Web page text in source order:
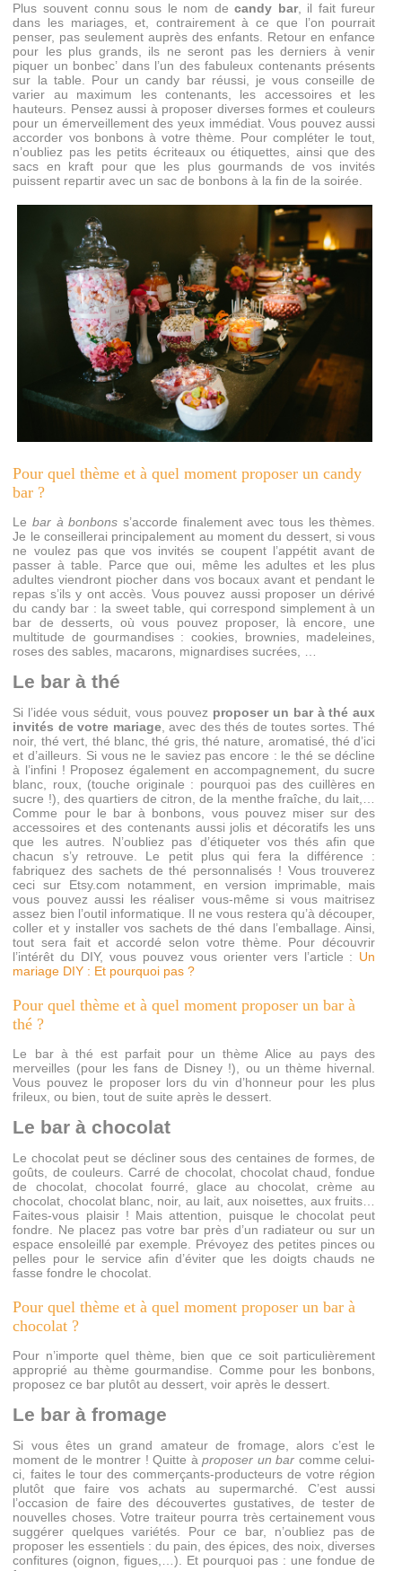
Plus souvent connu sous le nom decandy bar, il fait fureur
dans les mariages, et, contrairement à ce que l’on pourrait
penser, pas seulement auprès des enfants. Retour en enfance
pour les plus grands, ils ne seront pas les derniers à venir
piquer un bonbec’ dans l’un des fabuleux contenants présents
sur la table. Pour un candy bar réussi, je vous conseille de
varier au maximum les contenants, les accessoires et les
hauteurs. Pensez aussi à proposer diverses formes et couleurs
pour un émerveillement des yeux immédiat. Vous pouvez aussi
accorder vos bonbons à votre thème. Pour compléter le tout,
n’oubliez pas les petits écriteaux ou étiquettes, ainsi que des
sacs en kraft pour que les plus gourmands de vos invités
puissent repartir avec un sac de bonbons à la fin de la soirée.
Pour quel thème et à quel moment proposer un candy
bar ?
Lebar à bonbons s’accorde finalement avec tous les thèmes.
Je le conseillerai principalement au moment du dessert, si vous
ne voulez pas que vos invités se coupent l’appétit avant de
passer à table. Parce que oui, même les adultes et les plus
adultes viendront piocher dans vos bocaux avant et pendant le
repas s’ils y ont accès. Vous pouvez aussi proposer un dérivé
du candy bar : la sweet table, qui correspond simplement à un
bar de desserts, où vous pouvez proposer, là encore, une
multitude de gourmandises : cookies, brownies, madeleines,
roses des sables, macarons, mignardises sucrées, …
Le bar à thé
Si l’idée vous séduit, vous pouvez proposer un bar à thé aux
invités de votre mariage, avec des thés de toutes sortes. Thé
noir, thé vert, thé blanc, thé gris, thé nature, aromatisé, thé d’ici
et d’ailleurs. Si vous ne le saviez pas encore : le thé se décline
à l’infini ! Proposez également en accompagnement, du sucre
blanc, roux, (touche originale : pourquoi pas des cuillères en
sucre !), des quartiers de citron, de la menthe fraîche, du lait,…
Comme pour le bar à bonbons, vous pouvez miser sur des
accessoires et des contenants aussi jolis et décoratifs les uns
que les autres. N’oubliez pas d’étiqueter vos thés afin que
chacun s’y retrouve. Le petit plus qui fera la différence :
fabriquez des sachets de thé personnalisés ! Vous trouverez
ceci sur Etsy.com notamment, en version imprimable, mais
vous pouvez aussi les réaliser vous-même si vous maitrisez
assez bien l’outil informatique. Il ne vous restera qu’à découper,
coller et y installer vos sachets de thé dans l’emballage. Ainsi,
tout sera fait et accordé selon votre thème. Pour découvrir
l’intérêt du DIY, vous pouvez vous orienter vers l’article : Un
mariage DIY : Et pourquoi pas ?
Pour quel thème et à quel moment proposer un bar à
thé ?
Le bar à thé est parfait pour un thème Alice au pays des
merveilles (pour les fans de Disney !), ou un thème hivernal.
Vous pouvez le proposer lors du vin d’honneur pour les plus
frileux, ou bien, tout de suite après le dessert.
Le bar à chocolat
Le chocolat peut se décliner sous des centaines de formes, de
goûts, de couleurs. Carré de chocolat, chocolat chaud, fondue
de chocolat, chocolat fourré, glace au chocolat, crème au
chocolat, chocolat blanc, noir, au lait, aux noisettes, aux fruits…
Faites-vous plaisir ! Mais attention, puisque le chocolat peut
fondre. Ne placez pas votre bar près d’un radiateur ou sur un
espace ensoleillé par exemple. Prévoyez des petites pinces ou
pelles pour le service afin d’éviter que les doigts chauds ne
fasse fondre le chocolat.
Pour quel thème et à quel moment proposer un bar à
chocolat ?
Pour n’importe quel thème, bien que ce soit particulièrement
approprié au thème gourmandise. Comme pour les bonbons,
proposez ce bar plutôt au dessert, voir après le dessert.
Le bar à fromage
Si vous êtes un grand amateur de fromage, alors c’est le
moment de le montrer ! Quitte àproposer un bar comme celui-
ci, faites le tour des commerçants-producteurs de votre région
plutôt que faire vos achats au supermarché. C’est aussi
l’occasion de faire des découvertes gustatives, de tester de
nouvelles choses. Votre traiteur pourra très certainement vous
suggérer quelques variétés. Pour ce bar, n’oubliez pas de
proposer les essentiels : du pain, des épices, des noix, diverses
confitures (oignon, figues,…). Et pourquoi pas : une fondue de